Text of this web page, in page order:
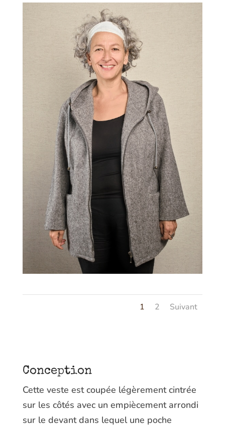
1 2 Suivant
Conception
Cette veste est coupée légèrement cintrée
sur les côtés avec un empiècement arrondi
sur le devant dans lequel une poche